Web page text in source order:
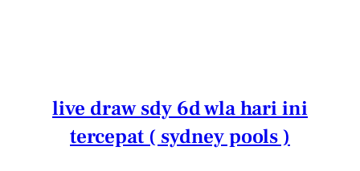
live draw sdy 6d wla hari ini
tercepat ( sydney pools )